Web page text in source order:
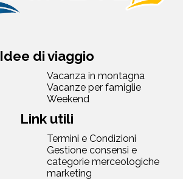
Idee di viaggio
Vacanza in montagna
Vacanze per famiglie
Weekend
Link utili
Termini e Condizioni
Gestione consensi e
categorie merceologiche
marketing